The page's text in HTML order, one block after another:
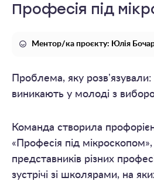
Професія під
Ментор/ка проєкту: Юлія
Проблема, яку
виникають у молоді з
Команда створила
«Професія під
представників різних
зустрічі зі школярами, на